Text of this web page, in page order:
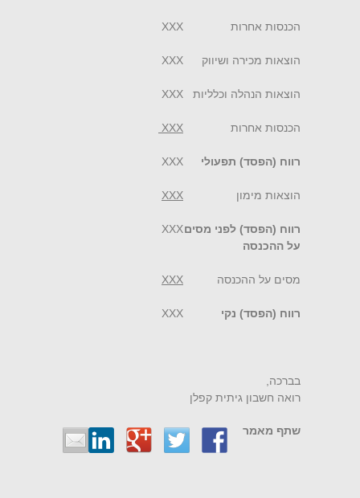
הכנסות אחרות XXX
הוצאות מכירה ושיווק XXX
הוצאות הנהלה וכלליות XXX
הכנסות אחרות XXX
רווח (הפסד) תפעולי XXX
הוצאות מימון XXX
רווח (הפסד) לפני מסים
על ההכנסה
XXX
מסים על ההכנסה XXX
רווח (הפסד) נקי XXX
בברכה,
רואה חשבון גיתית קפלן
שתף מאמר